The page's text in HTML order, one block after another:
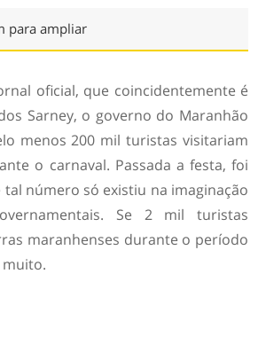
para ampliar
oficial, que coincidentemente é
Sarney, o governo do Maranhão
menos 200 mil turistas visitariam
o carnaval. Passada a festa, foi
número só existiu na imaginação
Se 2 mil turistas
maranhenses durante o período
muito.